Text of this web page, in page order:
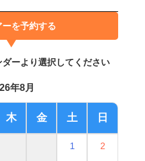
ーを予約する
ーより選択してください
年8月
木 金 土 日
1 2